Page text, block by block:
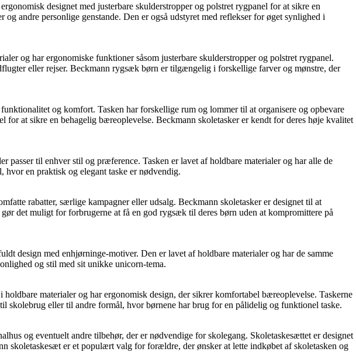
designet med justerbare skulderstropper og polstret rygpanel for at sikre en
andre personlige genstande. Den er også udstyret med reflekser for øget synlighed i
og har ergonomiske funktioner såsom justerbare skulderstropper og polstret rygpanel.
eller rejser. Beckmann rygsæk børn er tilgængelig i forskellige farver og mønstre, der
og komfort. Tasken har forskellige rum og lommer til at organisere og opbevare
for at sikre en behagelig bæreoplevelse. Beckmann skoletasker er kendt for deres høje kvalitet
passer til enhver stil og præference. Tasken er lavet af holdbare materialer og har alle de
en praktisk og elegant taske er nødvendig.
rabatter, særlige kampagner eller udsalg. Beckmann skoletasker er designet til at
det muligt for forbrugerne at få en god rygsæk til deres børn uden at kompromittere på
design med enhjørninge-motiver. Den er lavet af holdbare materialer og har de samme
og stil med sit unikke unicorn-tema.
materialer og har ergonomisk design, der sikrer komfortabel bæreoplevelse. Taskerne
skolebrug eller til andre formål, hvor børnene har brug for en pålidelig og funktionel taske.
og eventuelt andre tilbehør, der er nødvendige for skolegang. Skoletaskesættet er designet
skoletaskesæt er et populært valg for forældre, der ønsker at lette indkøbet af skoletasken og